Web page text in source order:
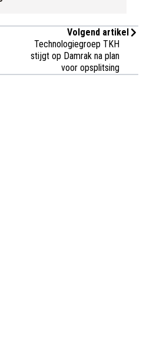
Volgend artikel
Technologiegroep TKH
stijgt op Damrak na plan
voor opsplitsing